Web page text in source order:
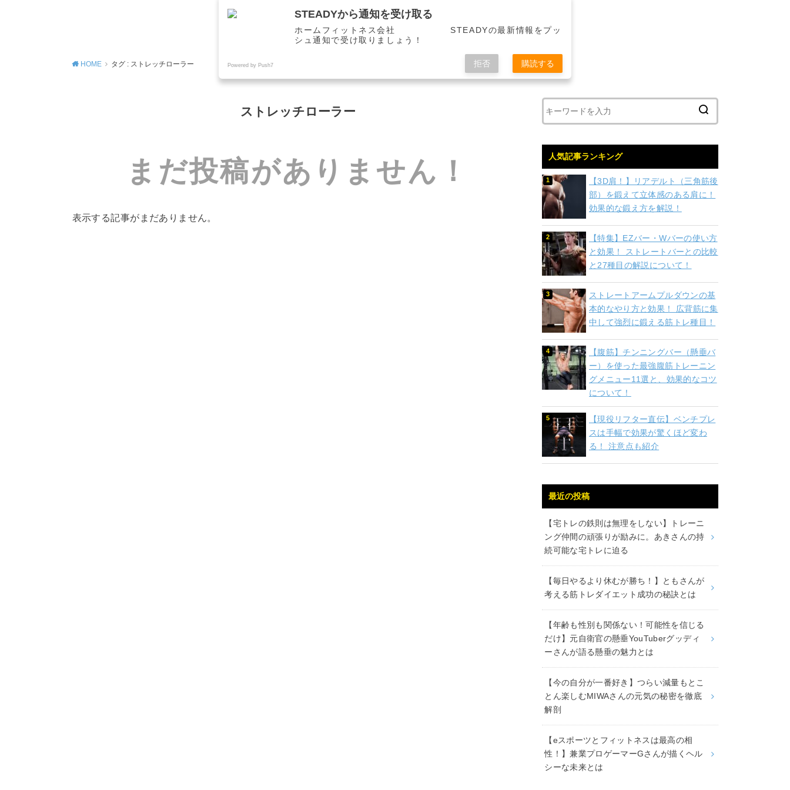
HOME タグ : ストレッチローラー
ストレッチローラー
まだ投稿がありません！
表示する記事がまだありません。
人気記事ランキング
【3D肩！】リアデルト（三角筋後
部）を鍛えて立体感のある肩に！
効果的な鍛え方を解説！
【特集】EZバー・Wバーの使い方
と効果！ ストレートバーとの比較
と27種目の解説について！
ストレートアームプルダウンの基
本的なやり方と効果！ 広背筋に集
中して強烈に鍛える筋トレ種目！
【腹筋】チンニングバー（懸垂バ
ー）を使った最強腹筋トレーニン
グメニュー11選と、効果的なコツ
について！
【現役リフター直伝】ベンチプレ
スは手幅で効果が驚くほど変わ
る！ 注意点も紹介
最近の投稿
【宅トレの鉄則は無理をしない】トレーニ
ング仲間の頑張りが励みに。あきさんの持
続可能な宅トレに迫る
【毎日やるより休むが勝ち！】ともさんが
考える筋トレダイエット成功の秘訣とは
【年齢も性別も関係ない！可能性を信じる
だけ】元自衛官の懸垂YouTuberグッディ
ーさんが語る懸垂の魅力とは
【今の自分が一番好き】つらい減量もとこ
とん楽しむMIWAさんの元気の秘密を徹底
解剖
【eスポーツとフィットネスは最高の相
性！】兼業プロゲーマーGさんが描くヘル
シーな未来とは
STEADYから通知を受け取る
ホームフィットネス会社 STEADYの最新情報をプッ
シュ通知で受け取りましょう！
Powered by Push7 拒否 購読する